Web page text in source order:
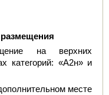
на верхних
категорий: «А2н» и
месте